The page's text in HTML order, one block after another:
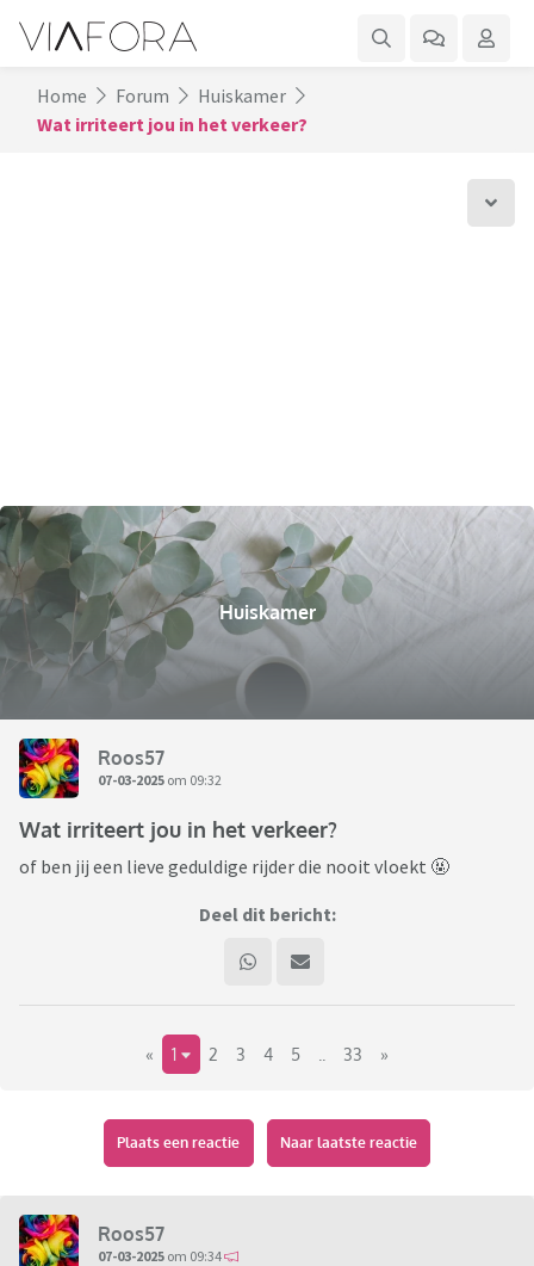
Home Forum
Huiskamer
Wat irriteert jou in het verkeer?
Huiskamer
Roos57
07-03-2025 om 09:32
Wat irriteert jou in het verkeer?
of ben jij een lieve geduldige rijder die nooit vloekt 🤬
Deel dit bericht:
« 1 2 3 4 5 33 »
Plaats een reactie Naar laatste reactie
Roos57
07-03-2025 om 09:34